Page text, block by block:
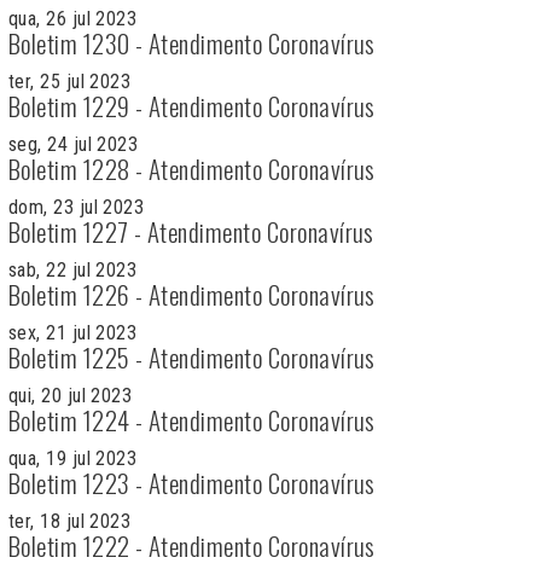
qua, 26 jul 2023
Boletim 1230 - Atendimento Coronavírus
ter, 25 jul 2023
Boletim 1229 - Atendimento Coronavírus
seg, 24 jul 2023
Boletim 1228 - Atendimento Coronavírus
dom, 23 jul 2023
Boletim 1227 - Atendimento Coronavírus
sab, 22 jul 2023
Boletim 1226 - Atendimento Coronavírus
sex, 21 jul 2023
Boletim 1225 - Atendimento Coronavírus
qui, 20 jul 2023
Boletim 1224 - Atendimento Coronavírus
qua, 19 jul 2023
Boletim 1223 - Atendimento Coronavírus
ter, 18 jul 2023
Boletim 1222 - Atendimento Coronavírus